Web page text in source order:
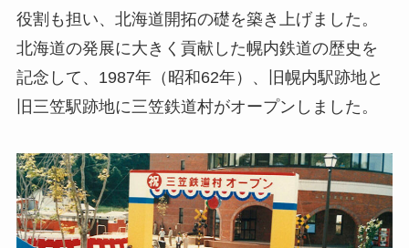
役割も担い、北海道開拓の礎を築き上げました。
北海道の発展に大きく貢献した幌内鉄道の歴史を
記念して、1987年（昭和62年）、旧幌内駅跡地と
旧三笠駅跡地に三笠鉄道村がオープンしました。